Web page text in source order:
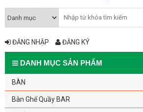
ĐĂNG NHẬP ĐĂNG KÝ
DANH MỤC SẢN PHẨM
BÀN
Bàn Ghế Quầy BAR